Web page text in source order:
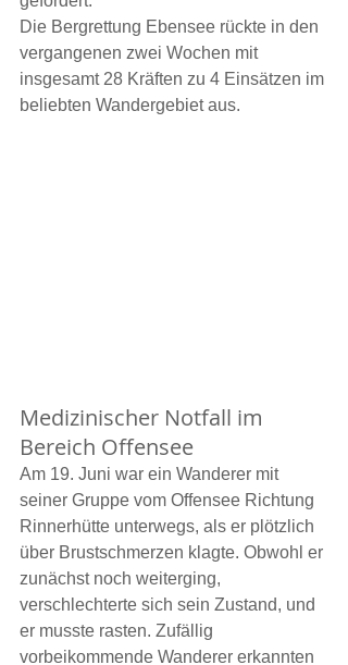
Die Bergrettung Ebensee rückte in den
vergangenen zwei Wochen mit
insgesamt 28 Kräften zu 4 Einsätzen im
beliebten Wandergebiet aus.
Medizinischer Notfall im
Bereich Offensee
Am 19. Juni war ein Wanderer mit
seiner Gruppe vom Offensee Richtung
Rinnerhütte unterwegs, als er plötzlich
über Brustschmerzen klagte. Obwohl er
zunächst noch weiterging,
verschlechterte sich sein Zustand, und
er musste rasten. Zufällig
vorbeikommende Wanderer erkannten